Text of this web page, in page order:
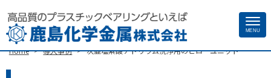
MENU
Home > 導入事例 > 次亜塩素酸ナトリウム洗浄用のピローユニット
Site
Footer